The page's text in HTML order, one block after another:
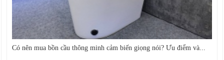
Có nên mua bồn cầu thông minh cảm biến giọng nói? Ưu điểm và...